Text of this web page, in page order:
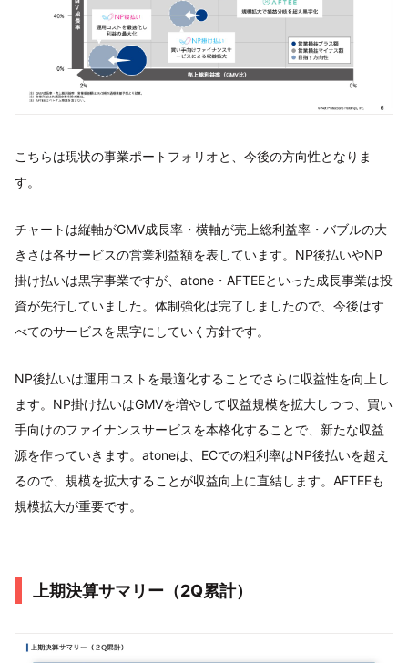
こちらは現状の事業ポートフォリオと、今後の方向性となりま
す。
チャートは縦軸がGMV成長率・横軸が売上総利益率・バブルの大
きさは各サービスの営業利益額を表しています。NP後払いやNP
掛け払いは黒字事業ですが、atone・AFTEEといった成長事業は投
資が先行していました。体制強化は完了しましたので、今後はす
べてのサービスを黒字にしていく方針です。
NP後払いは運用コストを最適化することでさらに収益性を向上し
ます。NP掛け払いはGMVを増やして収益規模を拡大しつつ、買い
手向けのファイナンスサービスを本格化することで、新たな収益
源を作っていきます。atoneは、ECでの粗利率はNP後払いを超え
るので、規模を拡大することが収益向上に直結します。AFTEEも
規模拡大が重要です。
上期決算サマリー（2Q累計）